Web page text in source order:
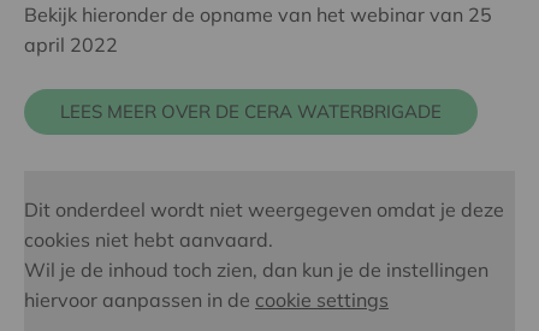
Bekijk hieronder de opname van het webinar van 25
april 2022
LEES MEER OVER DE CERA WATERBRIGADE
Dit onderdeel wordt niet weergegeven omdat je deze
cookies niet hebt aanvaard.
Wil je de inhoud toch zien, dan kun je de instellingen
hiervoor aanpassen in de cookie settings